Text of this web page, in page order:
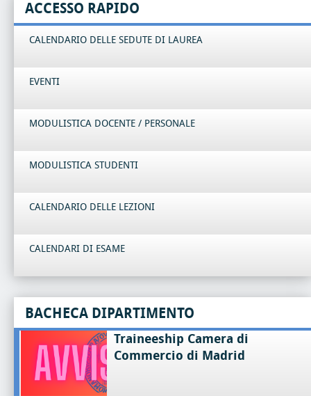
ACCESSO RAPIDO
CALENDARIO DELLE SEDUTE DI LAUREA
EVENTI
MODULISTICA DOCENTE / PERSONALE
MODULISTICA STUDENTI
CALENDARIO DELLE LEZIONI
CALENDARI DI ESAME
BACHECA DIPARTIMENTO
Traineeship Camera di
Commercio di Madrid